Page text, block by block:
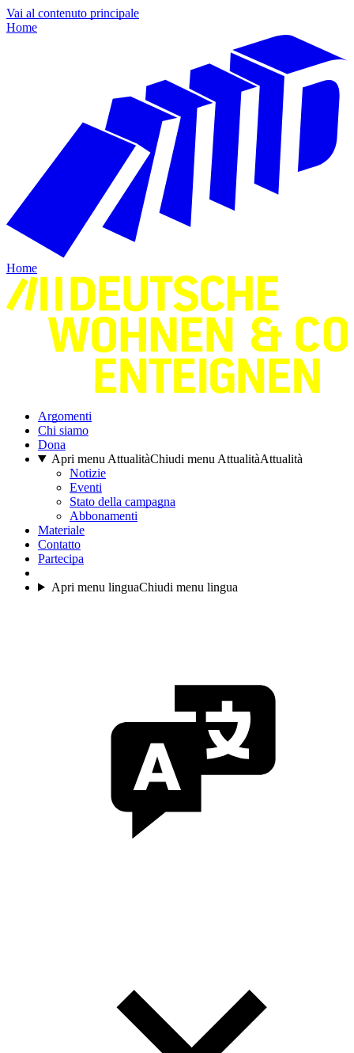
Vai al contenuto principale
Home
Home
Argomenti
Chi siamo
Dona
Apri menu AttualitàChiudi menu AttualitàAttualità
Notizie
Eventi
Stato della campagna
Abbonamenti
Materiale
Contatto
Partecipa
Apri menu linguaChiudi menu lingua